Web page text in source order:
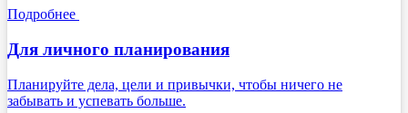
Подробнее
Для личного планирования
Планируйте дела, цели и привычки, чтобы ничего не
забывать и успевать больше.